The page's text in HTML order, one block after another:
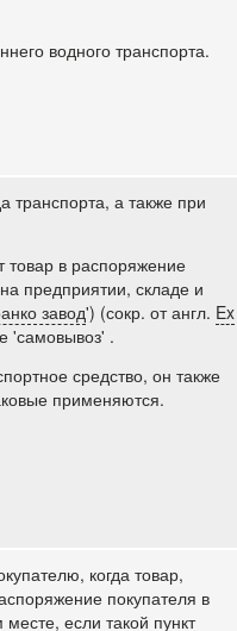
водного транспорта.
транспорта, а также при
товар в распоряжение
предприятии, складе и
завод') (сокр. от англ. Ex
'самовывоз' .
средство, он также
применяются.
когда товар,
покупателя в
если такой пункт